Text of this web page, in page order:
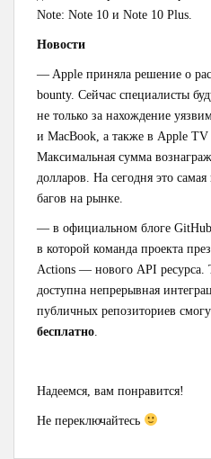
Note: Note 10 и Note 10 Plus.
Новости
— Apple приняла решение о
bounty. Сейчас специалисты
не только за нахождение
и MacBook, а также в Apple
Максимальная сумма
долларов. На сегодня это
багов на рынке.
— в официальном блоге GitHub
в которой команда проекта
Actions — нового API ресурса.
доступна непрерывная
публичных репозиториев
бесплатно.
Надеемся, вам понравится!
Не переключайтесь